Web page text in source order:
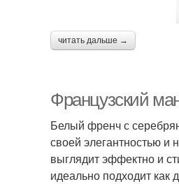
читать дальше →
Французский
Белый френч с
своей элегантностью и
выглядит эффектно и
идеально подходит как